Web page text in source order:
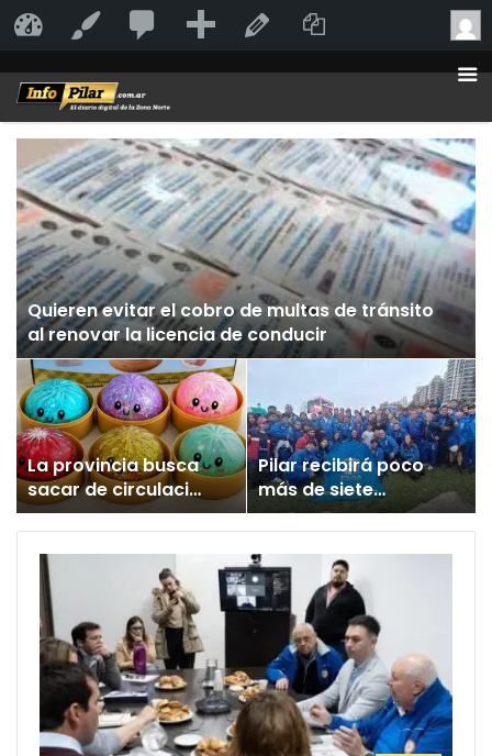
Quieren evitar el cobro de multas de tránsito
al renovar la licencia de conducir
La provincia busca
sacar de circulación
un juguete
«altamente tóxico»
Pilar recibirá poco
más de siete
millones para los
Juegos
Bonaerenses
InfoPilar Personalizar
moderación
Añadir Duplicate